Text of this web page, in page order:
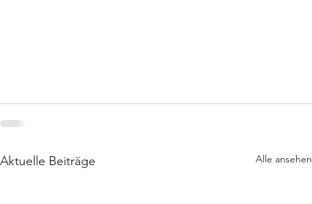
Aktuelle Beiträge Alle ansehen